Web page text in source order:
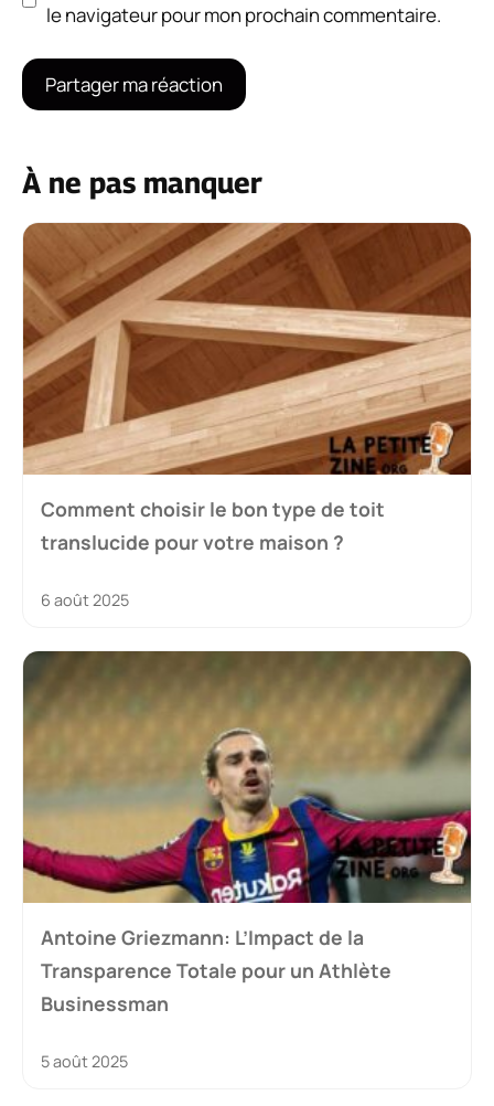
le navigateur pour mon prochain commentaire.
À ne pas manquer
Comment choisir le bon type de toit
translucide pour votre maison ?
6 août 2025
Antoine Griezmann: L’Impact de la
Transparence Totale pour un Athlète
Businessman
5 août 2025